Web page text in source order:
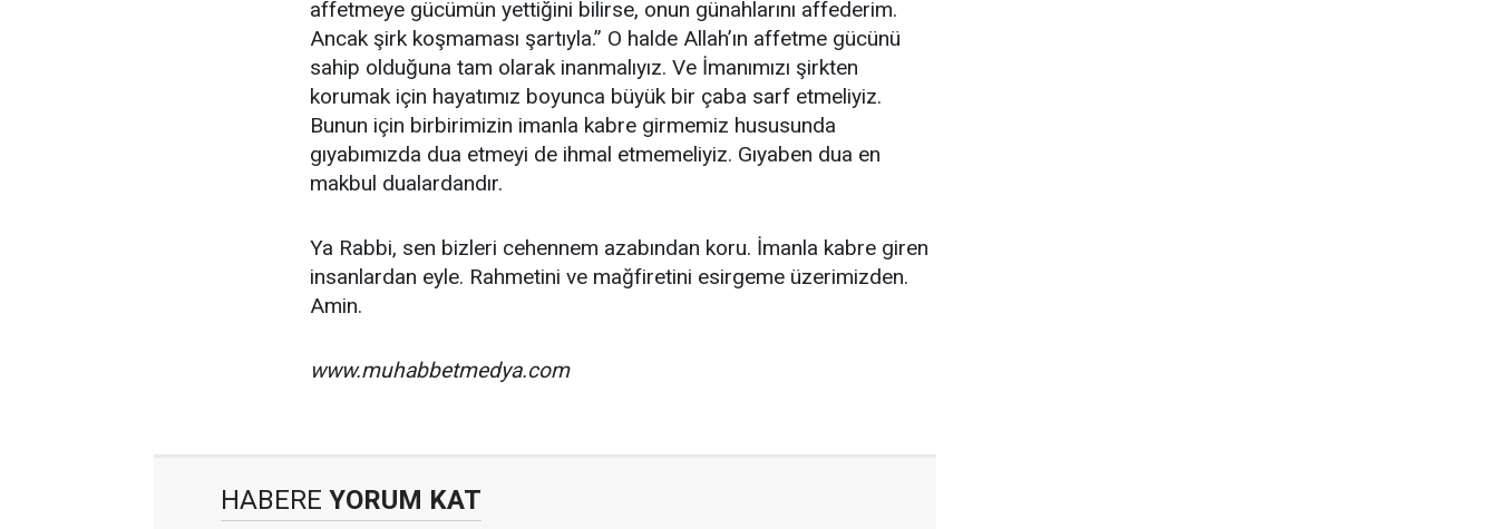
affetmeye gücümün yettiğini bilirse, onun günahlarını affederim.
Ancak şirk koşmaması şartıyla.” O halde Allah’ın affetme gücünü
sahip olduğuna tam olarak inanmalıyız. Ve İmanımızı şirkten
korumak için hayatımız boyunca büyük bir çaba sarf etmeliyiz.
Bunun için birbirimizin imanla kabre girmemiz hususunda
gıyabımızda dua etmeyi de ihmal etmemeliyiz. Gıyaben dua en
makbul dualardandır.
Ya Rabbi, sen bizleri cehennem azabından koru. İmanla kabre giren
insanlardan eyle. Rahmetini ve mağfiretini esirgeme üzerimizden.
Amin.
www.muhabbetmedya.com
HABERE YORUM KAT